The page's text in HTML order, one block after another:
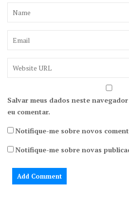
Salvar meus dados neste
eu comentar.
Notifique-me sobre novos
Notifique-me sobre novas